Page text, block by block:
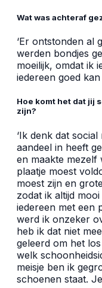
Wat was achteraf
‘Er ontstonden al
werden bondjes
moeilijk, omdat ik
iedereen goed kan
Hoe komt het dat jij
zijn?
‘Ik denk dat
aandeel in heeft
en maakte mezelf
plaatje moest
moest zijn en
zodat ik altijd
iedereen met een
werd ik onzeker
heb ik dat niet
geleerd om het
welk
meisje ben ik
schoenen staat.